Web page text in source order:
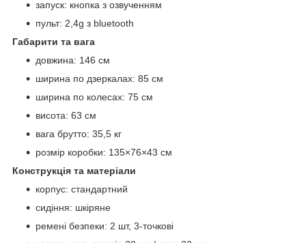
запуск: кнопка з озвученням
пульт: 2,4g з bluetooth
Габарити та вага
довжина: 146 см
ширина по дзеркалах: 85 см
ширина по колесах: 75 см
висота: 63 см
вага брутто: 35,5 кг
розмір коробки: 135×76×43 см
Конструкція та матеріали
корпус: стандартний
сидіння: шкіряне
ремені безпеки: 2 шт, 3-точкові